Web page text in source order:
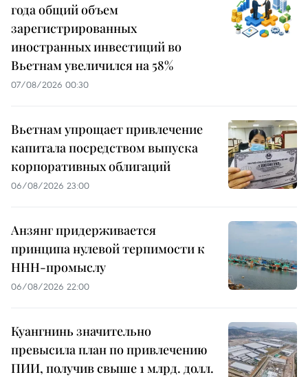
года общий объем
зарегистрированных
иностранных инвестиций во
Вьетнам увеличился на 58%
07/08/2026 00:30
Вьетнам упрощает привлечение
капитала посредством выпуска
корпоративных облигаций
06/08/2026 23:00
Анзянг придерживается
принципа нулевой терпимости к
ННН-промыслу
06/08/2026 22:00
Куангнинь значительно
превысила план по привлечению
ПИИ, получив свыше 1 млрд. долл.